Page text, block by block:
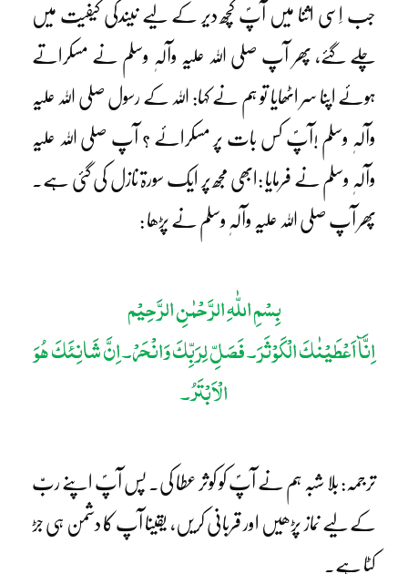
جب اِسی اثنا میں آپؐ کچھ دیر کے لیے نیندکی کیفیت میں
چلے گئے، پھر آپ صلی اللہ علیہ وآلہٖ وسلم نے مسکراتے
ہوئے اپنا سر اٹھایا تو ہم نے کہا: اللہ کے رسول صلی اللہ علیہ
وآلہٖ وسلم !آپؐ کس بات پر مسکرائے ؟ آپ صلی اللہ علیہ
وآلہٖ وسلم نے فرمایا :ابھی مجھ پر ایک سورۃ نازل کی گئی ہے۔
پھر آپ صلی اللہ علیہ وآلہٖ وسلم نے پڑھا :
بِسْمِ اللّٰہِ الرَّحْمٰنِ الرَّحِیْم
اِنَّآ اَعْطَیْنٰکَ الْکَوْثَرَ۔ فَصَلِّ لِرَبِّکَ وَانْحَرْ۔ اِنَّ شَانِئَکَ ھُوَ
الْاَبْتَرُ۔
ترجمہ: بلا شبہ ہم نے آپؐ کو کوثر عطا کی۔ پس آپؐ اپنے ربّ
کے لیے نماز پڑھیں اور قربانی کریں، یقینا آپ کا دشمن ہی جڑ
کٹا ہے۔